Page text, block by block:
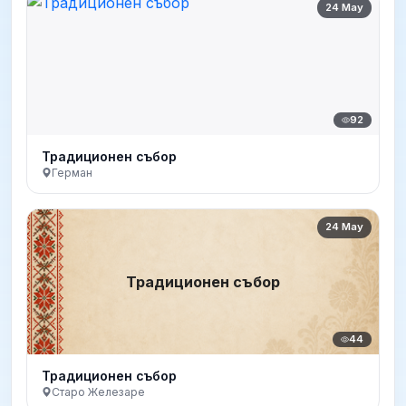
24 May
92
Традиционен събор
Герман
Традиционен събор
24 May
44
Традиционен събор
Старо Железаре